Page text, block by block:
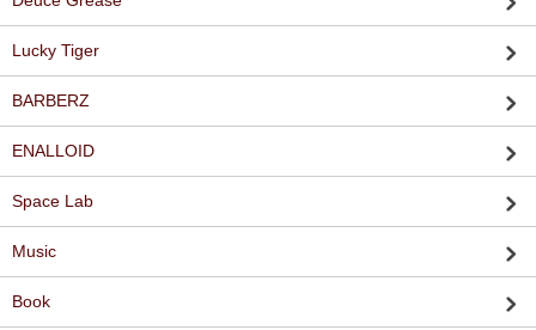
Lucky Tiger
BARBERZ
ENALLOID
Space Lab
Music
Book